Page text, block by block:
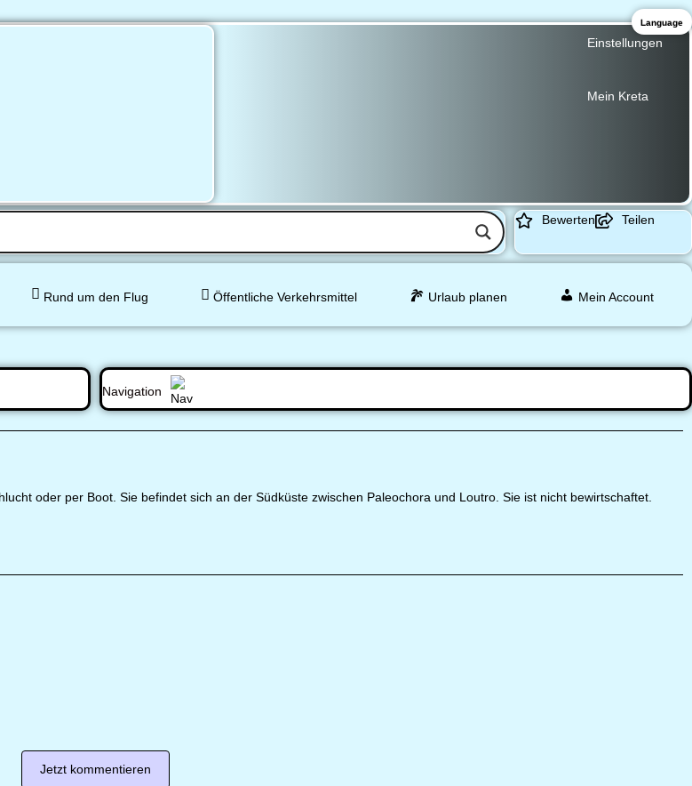
Einstellungen
Mein Kreta
Bewerten Teilen
Rund um den Flug Öffentliche Verkehrsmittel Urlaub planen Mein Account
Navigation
oder per Boot. Sie befindet sich an der Südküste zwischen Paleochora und Loutro. Sie ist nicht bewirtschaftet.
Jetzt kommentieren
Language